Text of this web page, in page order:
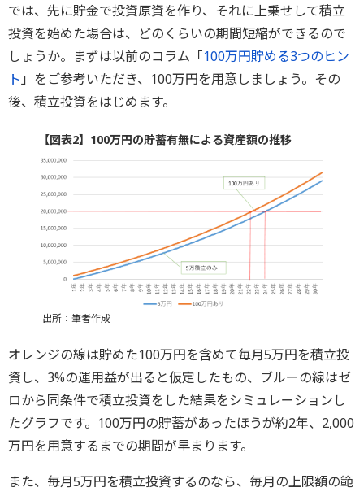
では、先に貯金で投資原資を作り、それに上乗せして積立
投資を始めた場合は、どのくらいの期間短縮ができるので
しょうか。まずは以前のコラム「100万円貯める3つのヒン
ト 」をご参考いただき、100万円を用意しましょう。その
後、積立投資をはじめます。
【図表2】100万円の貯蓄有無による資産額の推移
出所：筆者作成
オレンジの線は貯めた100万円を含めて毎月5万円を積立投
資し、3%の運用益が出ると仮定したもの、ブルーの線はゼ
ロから同条件で積立投資をした結果をシミュレーションし
たグラフです。100万円の貯蓄があったほうが約2年、2,000
万円を用意するまでの期間が早まります。
また、毎月5万円を積立投資するのなら、毎月の上限額の範